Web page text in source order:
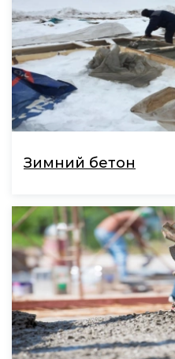
Зимний бетон